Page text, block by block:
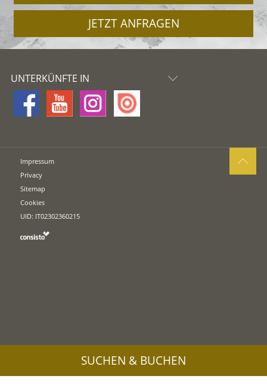
JETZT ANFRAGEN
UNTERKÜNFTE IN
Impressum
Privacy
Sitemap
Cookies
UID: IT02302360215
SUCHEN & BUCHEN